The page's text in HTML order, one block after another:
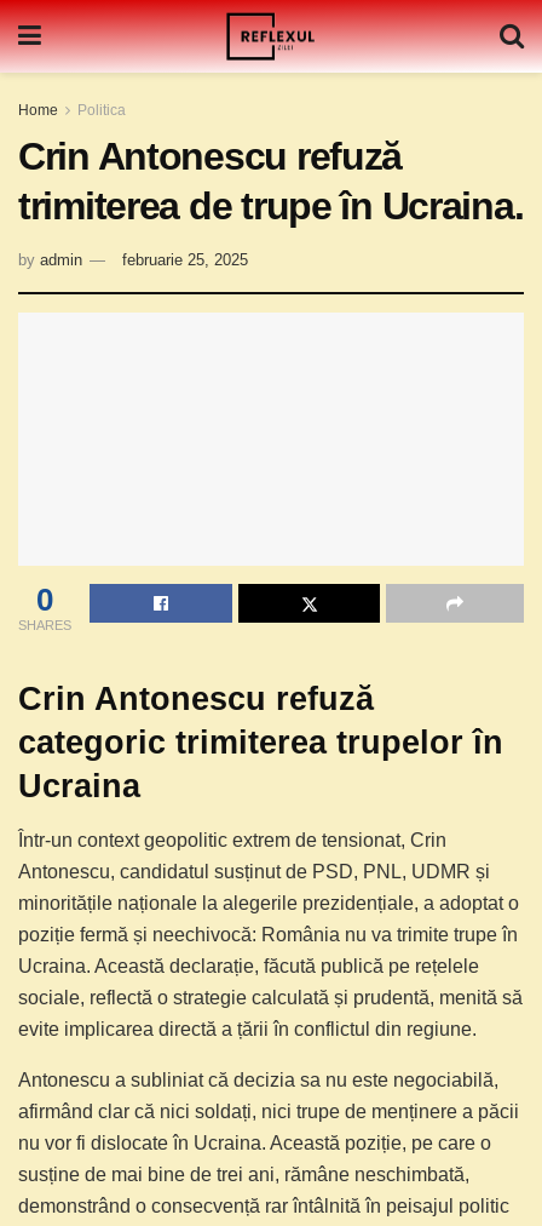
Home Politica
Crin Antonescu refuză
trimiterea de trupe în Ucraina.
by admin februarie 25, 2025
0
SHARES
Crin Antonescu refuză
categoric trimiterea trupelor în
Ucraina
Într-un context geopolitic extrem de tensionat, Crin
Antonescu, candidatul susținut de PSD, PNL, UDMR și
minoritățile naționale la alegerile prezidențiale, a adoptat o
poziție fermă și neechivocă: România nu va trimite trupe în
Ucraina. Această declarație, făcută publică pe rețelele
sociale, reflectă o strategie calculată și prudentă, menită să
evite implicarea directă a țării în conflictul din regiune.
Antonescu a subliniat că decizia sa nu este negociabilă,
afirmând clar că nici soldați, nici trupe de menținere a păcii
nu vor fi dislocate în Ucraina. Această poziție, pe care o
susține de mai bine de trei ani, rămâne neschimbată,
demonstrând o consecvență rar întâlnită în peisajul politic